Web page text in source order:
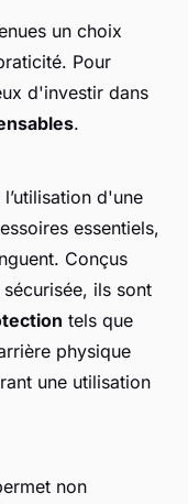
un choix
Pour
d'investir dans
.
d'une
essentiels,
Conçus
ils sont
tels que
physique
une utilisation
non